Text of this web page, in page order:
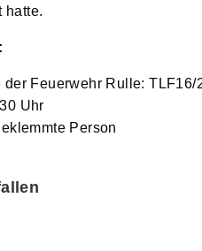
hatte.
Feuerwehr Rulle: TLF16/
Uhr
Person